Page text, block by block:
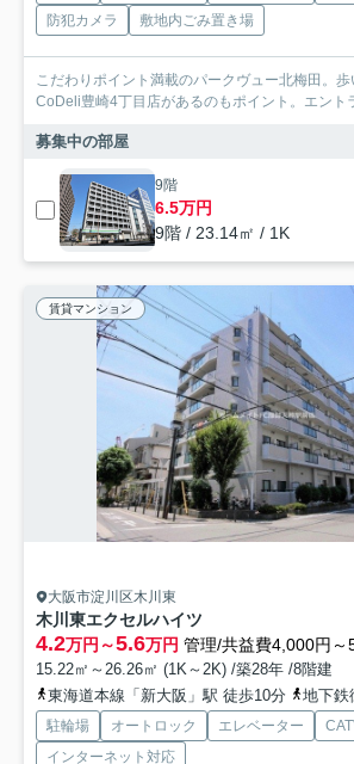
防犯カメラ
敷地内ごみ置き場
こだわりポイント満載のパークヴュー北梅田。
CoDeli豊崎4丁目店があるのもポイント。エント
募集中の部屋
9階
6.5万円
9階 / 23.14㎡ / 1K
賃貸マンション
大阪市淀川区木川東
木川東エクセルハイツ
4.2万円～5.6万円 管理/共益費4,000円～
15.22㎡～26.26㎡ (1K～2K) /築28年 /8階建
東海道本線「新大阪」駅 徒歩10分
地下鉄御堂
駐輪場 オートロック エレベーター
インターネット対応